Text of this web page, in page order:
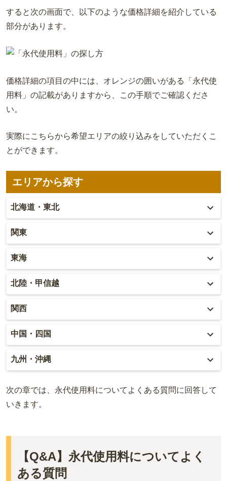
すると次の画面で、以下のような価格詳細を紹介している
部分があります。
価格詳細の項目の中には、オレンジの囲いがある「永代使
用料」の記載がありますから、この手順でご確認くださ
い。
実際にこちらから希望エリアの絞り込みをしていただくこ
とができます。
エリアから探す
北海道・東北
北海道
青森
岩手
山形
宮城
関東
東京
神奈川
千葉
茨城
栃木
群馬
東海
愛知
岐阜
三重
北陸・甲信越
富山
石川
山梨
新潟
関西
大阪
兵庫
滋賀
中国・四国
岡山
鳥取
香川
九州・沖縄
大分
佐賀
熊本
次の章では、永代使用料についてよくある質問に回答して
いきます。
【Q&A】永代使用料についてよく
ある質問